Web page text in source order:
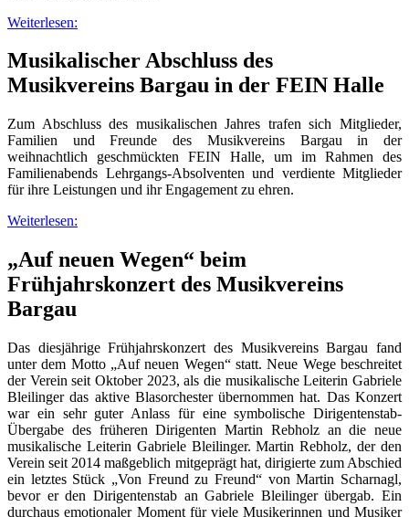
Weiterlesen:
Musikalischer Abschluss des
Musikvereins Bargau in der FEIN Halle
Zum Abschluss des musikalischen Jahres trafen sich Mitglieder,
Familien und Freunde des Musikvereins Bargau in der
weihnachtlich geschmückten FEIN Halle, um im Rahmen des
Familienabends Lehrgangs-Absolventen und verdiente Mitglieder
für ihre Leistungen und ihr Engagement zu ehren.
Weiterlesen:
„Auf neuen Wegen“ beim
Frühjahrskonzert des Musikvereins
Bargau
Das diesjährige Frühjahrskonzert des Musikvereins Bargau fand
unter dem Motto „Auf neuen Wegen“ statt. Neue Wege beschreitet
der Verein seit Oktober 2023, als die musikalische Leiterin Gabriele
Bleilinger das aktive Blasorchester übernommen hat. Das Konzert
war ein sehr guter Anlass für eine symbolische Dirigentenstab-
Übergabe des früheren Dirigenten Martin Rebholz an die neue
musikalische Leiterin Gabriele Bleilinger. Martin Rebholz, der den
Verein seit 2014 maßgeblich mitgeprägt hat, dirigierte zum Abschied
ein letztes Stück „Von Freund zu Freund“ von Martin Scharnagl,
bevor er den Dirigentenstab an Gabriele Bleilinger übergab. Ein
durchaus emotionaler Moment für viele Musikerinnen und Musiker